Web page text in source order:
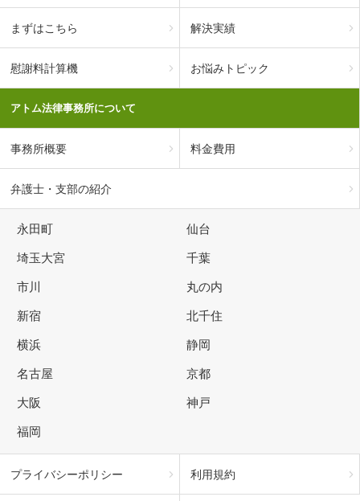
まずはこちら 解決実績
慰謝料計算機 お悩みトピック
アトム法律事務所について
事務所概要 料金費用
弁護士・支部の紹介
永田町 仙台
埼玉大宮 千葉
市川 丸の内
新宿 北千住
横浜 静岡
名古屋 京都
大阪 神戸
福岡
プライバシーポリシー 利用規約